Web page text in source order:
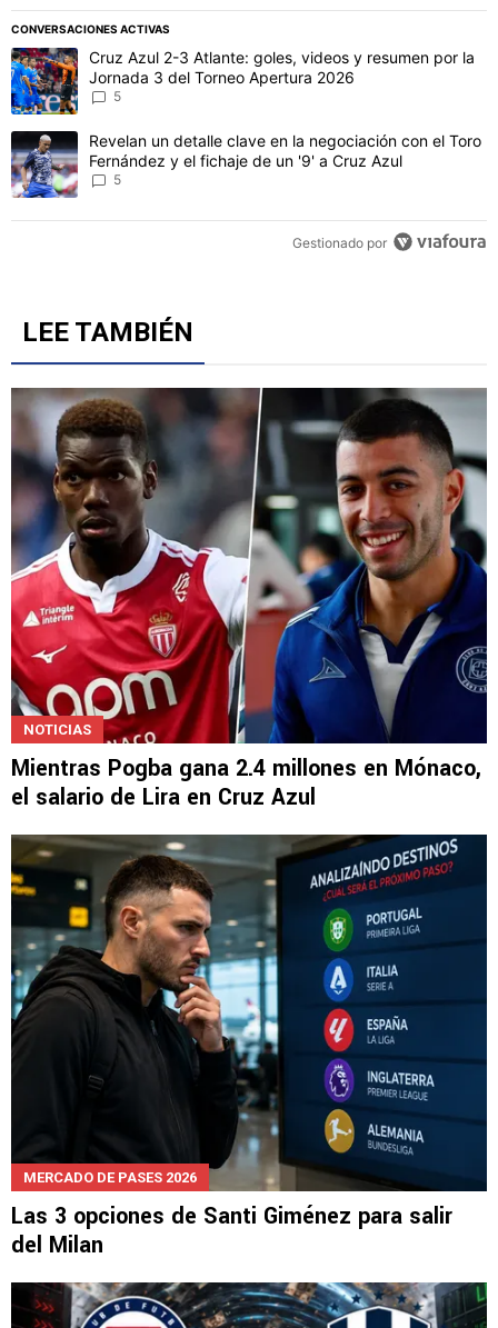
CONVERSACIONES ACTIVAS
Este listado muestra los artículos con más comentarios en los
Un artículo de tendencia con el título "Cruz Azul 2-3 Atlante:
Cruz Azul 2-3 Atlante: goles, videos y resumen por la
Jornada 3 del Torneo Apertura 2026
5
Un artículo de tendencia con el título "Revelan un detalle clave
Revelan un detalle clave en la negociación con el Toro
Fernández y el fichaje de un '9' a Cruz Azul
5
Gestionado por
LEE TAMBIÉN
NOTICIAS
Mientras Pogba gana 2.4 millones en Mónaco,
el salario de Lira en Cruz Azul
MERCADO DE PASES 2026
Las 3 opciones de Santi Giménez para salir
del Milan